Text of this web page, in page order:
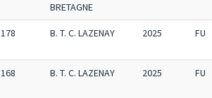
BRETAGNE
178 B. T. C. LAZENAY 2025 FU
168 B. T. C. LAZENAY 2025 FU